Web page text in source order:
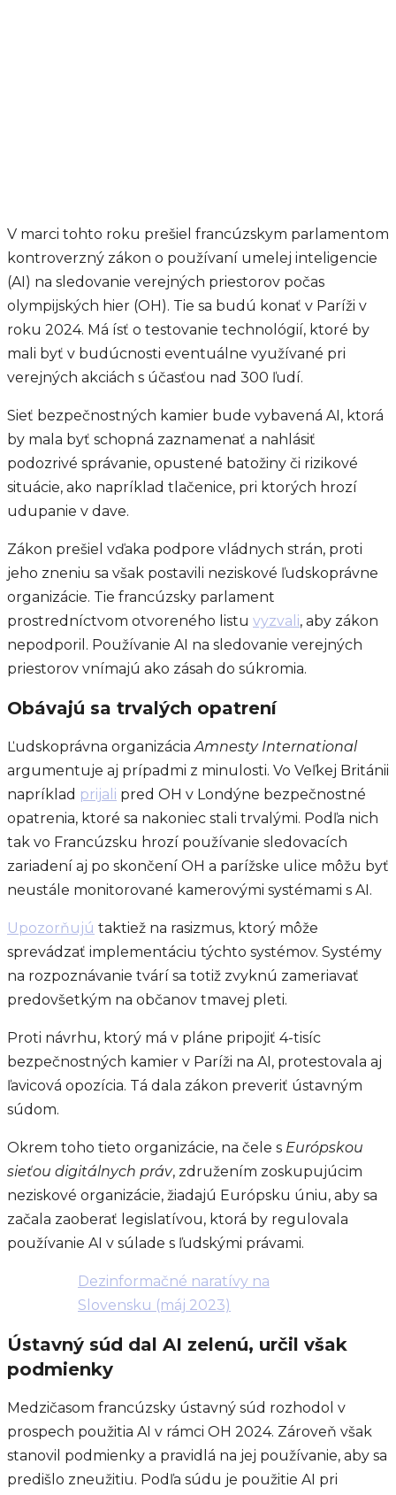
V marci tohto roku prešiel francúzskym parlamentom
kontroverzný zákon o používaní umelej inteligencie
(AI) na sledovanie verejných priestorov počas
olympijských hier (OH). Tie sa budú konať v Paríži v
roku 2024. Má ísť o testovanie technológií, ktoré by
mali byť v budúcnosti eventuálne využívané pri
verejných akciách s účasťou nad 300 ľudí.
Sieť bezpečnostných kamier bude vybavená AI, ktorá
by mala byť schopná zaznamenať a nahlásiť
podozrivé správanie, opustené batožiny či rizikové
situácie, ako napríklad tlačenice, pri ktorých hrozí
udupanie v dave.
Zákon prešiel vďaka podpore vládnych strán, proti
jeho zneniu sa však postavili neziskové ľudskoprávne
organizácie. Tie francúzsky parlament
prostredníctvom otvoreného listu vyzvali, aby zákon
nepodporil. Používanie AI na sledovanie verejných
priestorov vnímajú ako zásah do súkromia.
Obávajú sa trvalých opatrení
Ľudskoprávna organizáciaAmnesty International
argumentuje aj prípadmi z minulosti. Vo Veľkej Británii
napríklad prijali pred OH v Londýne bezpečnostné
opatrenia, ktoré sa nakoniec stali trvalými. Podľa nich
tak vo Francúzsku hrozí používanie sledovacích
zariadení aj po skončení OH a parížske ulice môžu byť
neustále monitorované kamerovými systémami s AI.
Upozorňujú taktiež na rasizmus, ktorý môže
sprevádzať implementáciu týchto systémov. Systémy
na rozpoznávanie tvárí sa totiž zvyknú zameriavať
predovšetkým na občanov tmavej pleti.
Proti návrhu, ktorý má v pláne pripojiť 4-tisíc
bezpečnostných kamier v Paríži na AI, protestovala aj
ľavicová opozícia. Tá dala zákon preveriť ústavným
súdom.
Okrem toho tieto organizácie, na čele s Európskou
sieťou digitálnych práv, združením zoskupujúcim
neziskové organizácie, žiadajú Európsku úniu, aby sa
začala zaoberať legislatívou, ktorá by regulovala
používanie AI v súlade s ľudskými právami.
Dezinformačné naratívy na
Slovensku (máj 2023)
Ústavný súd dal AI zelenú, určil však
podmienky
Medzičasom francúzsky ústavný súd rozhodol v
prospech použitia AI v rámci OH 2024. Zároveň však
stanovil podmienky a pravidlá na jej používanie, aby sa
predišlo zneužitiu. Podľa súdu je použitie AI pri